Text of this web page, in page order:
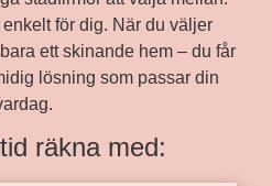
för dig. När du väljer
ett skinande hem – du får
lösning som passar din
räkna med: